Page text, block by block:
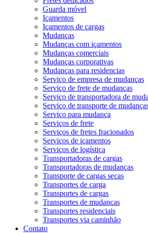
Guarda móvel
Içamentos
Içamentos de cargas
Mudanças
Mudanças com içamentos
Mudanças comerciais
Mudanças corporativas
Mudanças para residencias
Serviço de empresa de mudanças
Serviço de frete de mudanças
Serviço de transportadora de
Serviço de transporte de
Serviço para mudança
Serviços de frete
Serviços de fretes fracionados
Serviços de içamentos
Serviços de logística
Transportadoras de cargas
Transportadoras de mudanças
Transporte de cargas secas
Transportes de carga
Transportes de cargas
Transportes de mudanças
Transportes residenciais
Transportes via caminhão
Contato